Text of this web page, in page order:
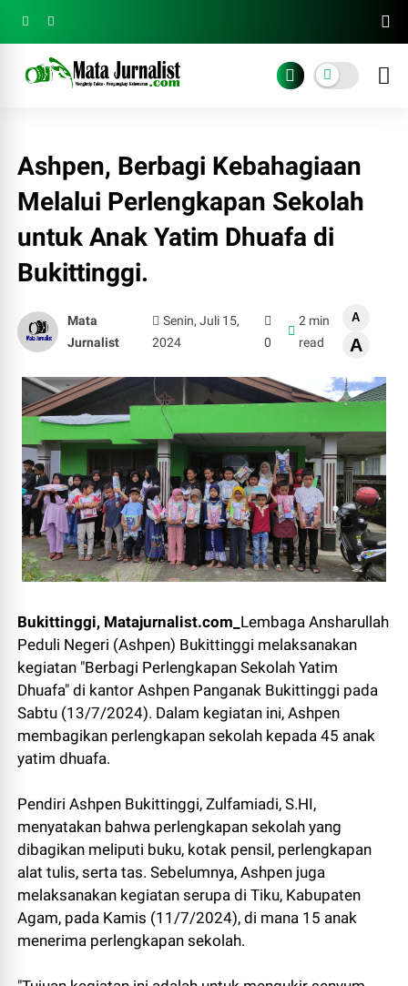
Ashpen, Berbagi Kebahagiaan
Melalui Perlengkapan Sekolah
untuk Anak Yatim Dhuafa di
Bukittinggi.
Mata
Jurnalist
Senin, Juli 15,
2024
0
2 min
read
A
A
Bukittinggi, Matajurnalist.com_ Lembaga Ansharullah
Peduli Negeri (Ashpen) Bukittinggi melaksanakan
kegiatan "Berbagi Perlengkapan Sekolah Yatim
Dhuafa" di kantor Ashpen Panganak Bukittinggi pada
Sabtu (13/7/2024). Dalam kegiatan ini, Ashpen
membagikan perlengkapan sekolah kepada 45 anak
yatim dhuafa.
Pendiri Ashpen Bukittinggi, Zulfamiadi, S.HI,
menyatakan bahwa perlengkapan sekolah yang
dibagikan meliputi buku, kotak pensil, perlengkapan
alat tulis, serta tas. Sebelumnya, Ashpen juga
melaksanakan kegiatan serupa di Tiku, Kabupaten
Agam, pada Kamis (11/7/2024), di mana 15 anak
menerima perlengkapan sekolah.